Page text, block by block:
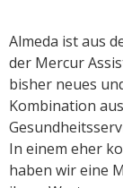
Almeda ist aus
der Mercur
bisher neues
Kombination
In einem eher
haben wir eine